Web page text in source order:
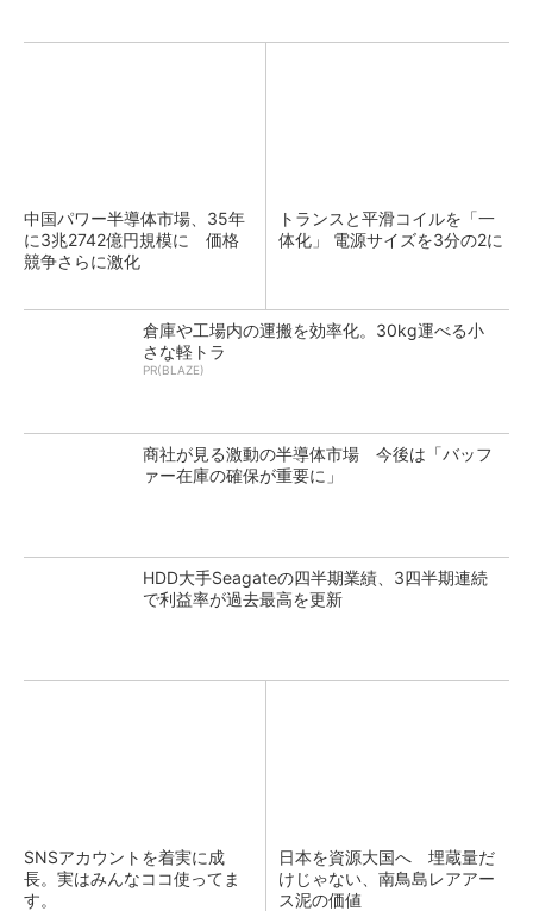
中国パワー半導体市場、35年
に3兆2742億円規模に 価格
競争さらに激化
トランスと平滑コイルを「一
体化」 電源サイズを3分の2に
倉庫や工場内の運搬を効率化。30kg運べる小
さな軽トラ
PR(BLAZE)
商社が見る激動の半導体市場 今後は「バッフ
ァー在庫の確保が重要に」
HDD大手Seagateの四半期業績、3四半期連続
で利益率が過去最高を更新
SNSアカウントを着実に成
長。実はみんなココ使ってま
す。
日本を資源大国へ 埋蔵量だ
けじゃない、南鳥島レアアー
ス泥の価値